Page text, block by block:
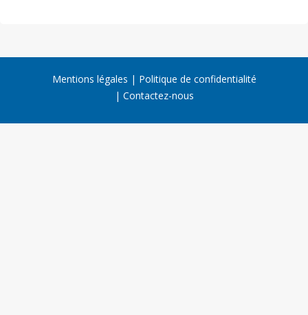
Mentions légales
Politique de confidentialité
Contactez-nous